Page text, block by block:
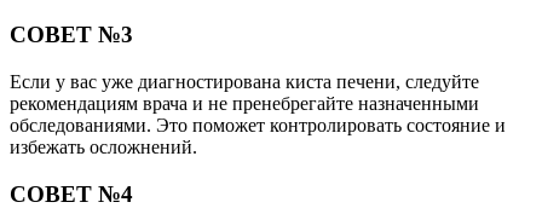
СОВЕТ №3
Если у вас уже диагностирована киста печени, следуйте
рекомендациям врача и не пренебрегайте назначенными
обследованиями. Это поможет контролировать состояние и
избежать осложнений.
СОВЕТ №4